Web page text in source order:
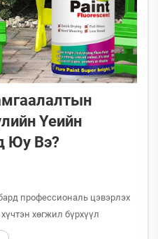
Үеийн
Юу Вэ?
профессиональ цэвэрлэх
хөгжил бүрхүүл
шийдлүүдтэй хамт үлэмж